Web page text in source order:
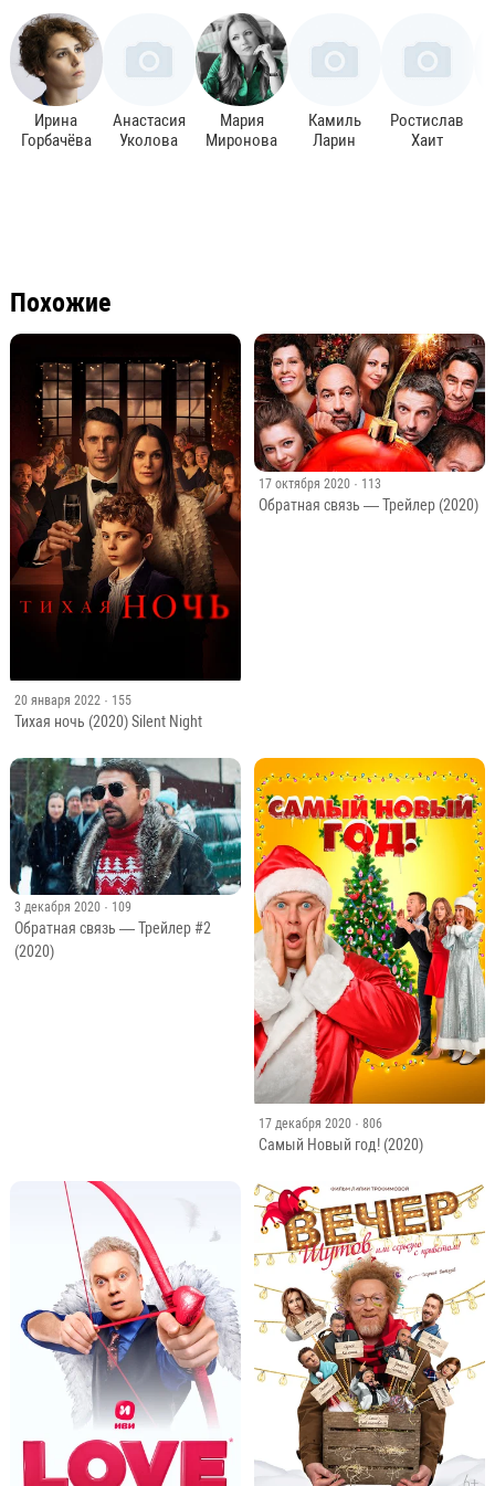
Ирина
Горбачёва
Анастасия
Уколова
Мария
Миронова
Камиль
Ларин
Ростислав
Хаит
Похожие
20 января 2022 · 155
Тихая ночь (2020) Silent Night
17 октября 2020 · 113
Обратная связь — Трейлер (2020)
3 декабря 2020 · 109
Обратная связь — Трейлер #2
(2020)
17 декабря 2020 · 806
Самый Новый год! (2020)